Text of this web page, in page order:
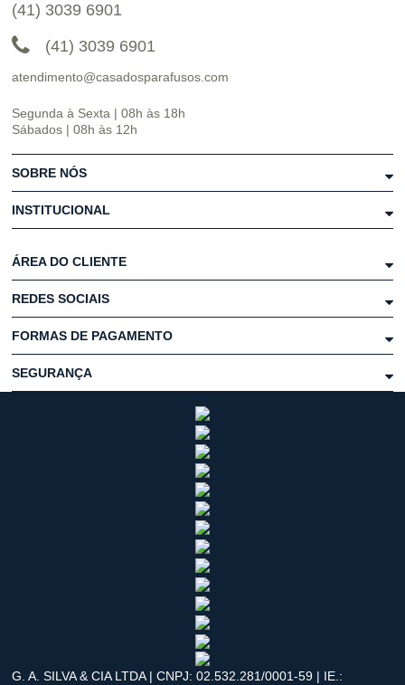
(41) 3039 6901
(41) 3039 6901
atendimento@casadosparafusos.com
Segunda à Sexta | 08h às 18h
Sábados | 08h às 12h
SOBRE NÓS
INSTITUCIONAL
ÁREA DO CLIENTE
REDES SOCIAIS
FORMAS DE PAGAMENTO
SEGURANÇA
G. A. SILVA & CIA LTDA | CNPJ: 02.532.281/0001-59 | IE.: